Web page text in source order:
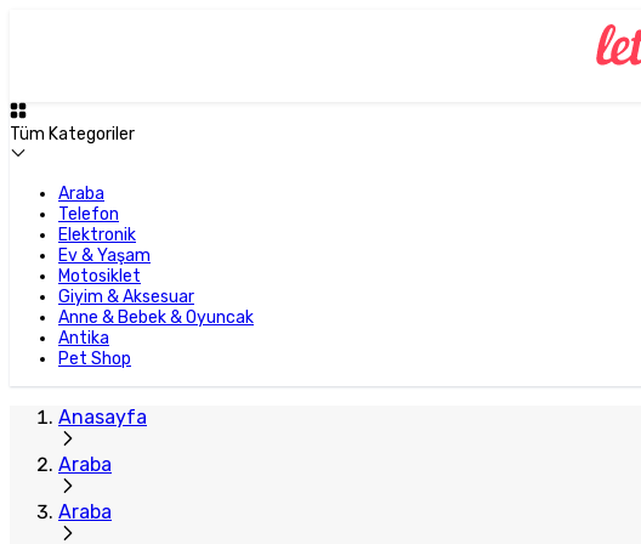
Tüm Kategoriler
Araba
Telefon
Elektronik
Ev & Yaşam
Motosiklet
Giyim & Aksesuar
Anne & Bebek & Oyuncak
Antika
Pet Shop
Anasayfa
Araba
Araba